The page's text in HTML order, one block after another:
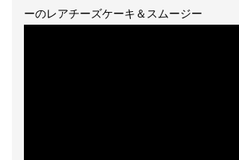
ーのレアチーズケーキ＆スムージー